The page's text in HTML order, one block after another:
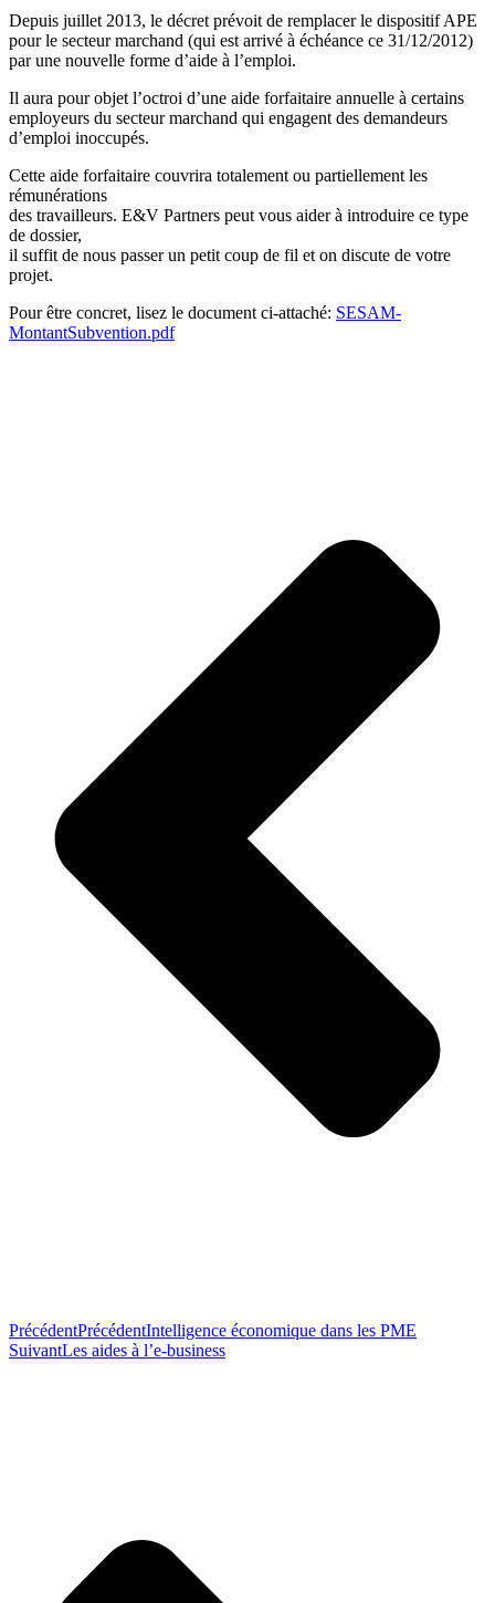
Depuis juillet 2013, le décret prévoit de remplacer le dispositif APE
pour le secteur marchand (qui est arrivé à échéance ce 31/12/2012)
par une nouvelle forme d’aide à l’emploi.
Il aura pour objet l’octroi d’une aide forfaitaire annuelle à certains
employeurs du secteur marchand qui engagent des demandeurs
d’emploi inoccupés.
Cette aide forfaitaire couvrira totalement ou partiellement les
rémunérations
des travailleurs. E&V Partners peut vous aider à introduire ce type
de dossier,
il suffit de nous passer un petit coup de fil et on discute de votre
projet.
Pour être concret, lisez le document ci-attaché: SESAM-
MontantSubvention.pdf
PrécédentPrécédentIntelligence économique dans les PME
SuivantLes aides à l’e-business